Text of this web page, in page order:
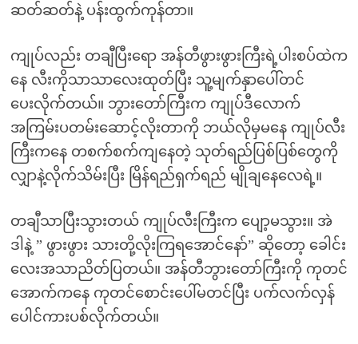
ဆတ်ဆတ်နဲ့ ပန်းထွက်ကုန်တာ။
ကျုပ်လည်း တချီပြီးရော အန်တီဖွားဖွားကြီးရဲ့ပါးစပ်ထဲက
နေ လီးကိုသာသာလေးထုတ်ပြီး သူ့မျက်နှာပေါ်တင်
ပေးလိုက်တယ်။ ဘွားတော်ကြီးက ကျုပ်ဒီလောက်
အကြမ်းပတမ်းဆောင့်လိုးတာကို ဘယ်လိုမှမနေ ကျုပ်လီး
ကြီးကနေ တစက်စက်ကျနေတဲ့ သုတ်ရည်ပြစ်ပြစ်တွေကို
လျှာနဲ့လိုက်သိမ်းပြီး မြိန်ရည်ရှက်ရည် မျိုချနေလေရဲ့။
တချီသာပြီးသွားတယ် ကျုပ်လီးကြီးက ပျော့မသွား။ အဲ
ဒါနဲ့ ” ဖွားဖွား သားတို့လိုးကြရအောင်နော်” ဆိုတော့ ခေါင်း
လေးအသာညိတ်ပြတယ်။ အန်တီဘွားတော်ကြီးကို ကုတင်
အောက်ကနေ ကုတင်စောင်းပေါ်မတင်ပြီး ပက်လက်လှန်
ပေါင်ကားပစ်လိုက်တယ်။